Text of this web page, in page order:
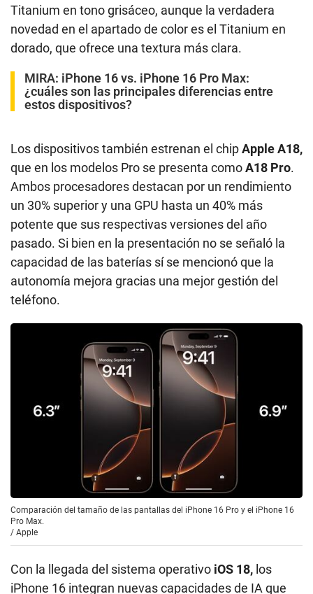
Titanium en tono grisáceo, aunque la verdadera
novedad en el apartado de color es el Titanium en
dorado, que ofrece una textura más clara.
MIRA: iPhone 16 vs. iPhone 16 Pro Max:
¿cuáles son las principales diferencias entre
estos dispositivos?
Los dispositivos también estrenan el chipApple A18,
que en los modelos Pro se presenta comoA18 Pro.
Ambos procesadores destacan por un rendimiento
un 30% superior y una GPU hasta un 40% más
potente que sus respectivas versiones del año
pasado. Si bien en la presentación no se señaló la
capacidad de las baterías sí se mencionó que la
autonomía mejora gracias una mejor gestión del
teléfono.
Comparación del tamaño de las pantallas del iPhone 16 Pro y el iPhone 16
Pro Max.
/ Apple
Con la llegada del sistema operativo iOS 18, los
iPhone 16 integran nuevas capacidades de IA que